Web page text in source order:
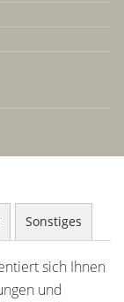
Sonstiges
sich Ihnen
und